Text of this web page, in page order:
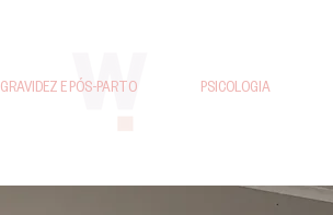
GRAVIDEZ E PÓS-PARTO PSICOLOGIA